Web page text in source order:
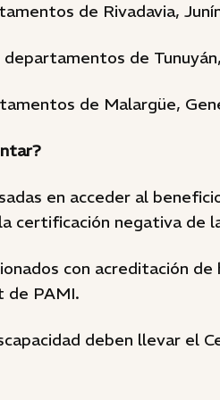
de Rivadavia,
de
de Malargüe,
en acceder al
certificación negativa de
con acreditación
de PAMI.
deben llevar el